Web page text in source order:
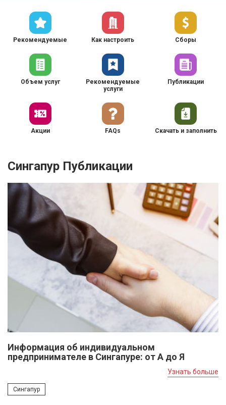
Рекомендуемые Как настроить Сборы
Объем услуг
Рекомендуемые
услуги
Публикации
Акции FAQs Скачать и заполнить
Сингапур Публикации
Информация об индивидуальном
предпринимателе в Сингапуре: от А до Я
Узнать больше
Сингапур